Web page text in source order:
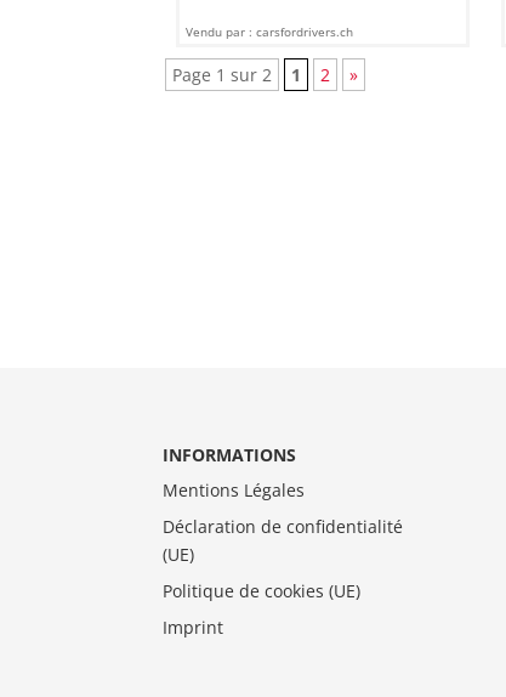
Vendu par : carsfordrivers.ch
Page 1 sur 2 1 2 »
INFORMATIONS
Mentions Légales
Déclaration de confidentialité
(UE)
Politique de cookies (UE)
Imprint